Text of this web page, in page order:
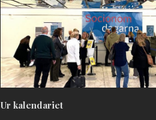
Ur kalendariet